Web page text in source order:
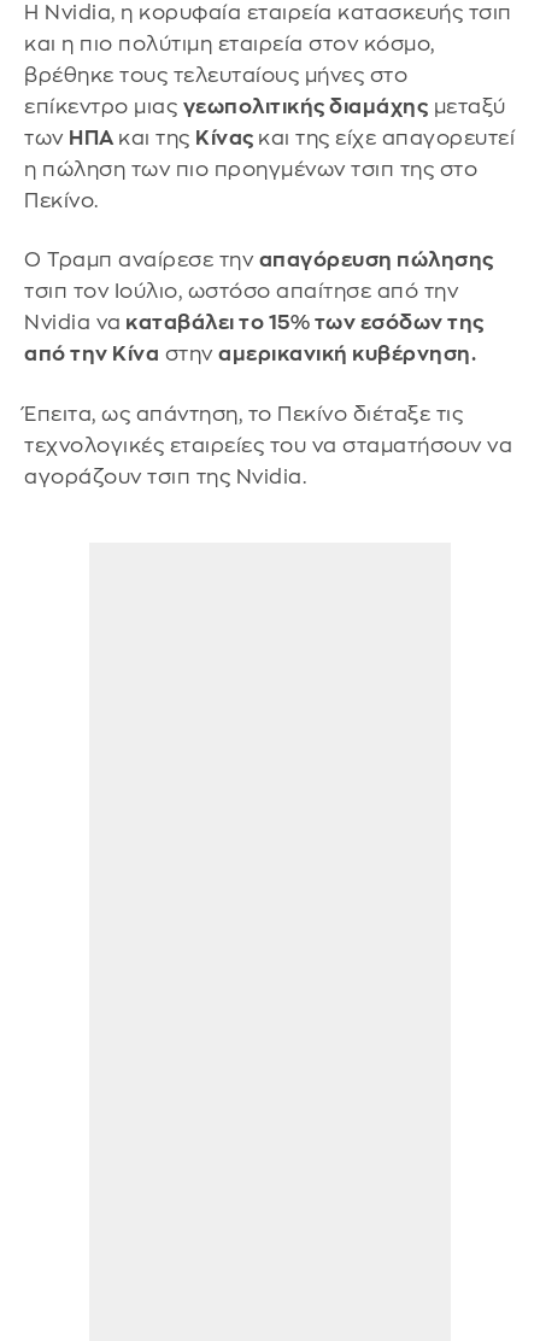
Η Nvidia, η κορυφαία εταιρεία κατασκευής τσιπ
και η πιο πολύτιμη εταιρεία στον κόσμο,
βρέθηκε τους τελευταίους μήνες στο
επίκεντρο μιας γεωπολιτικής διαμάχης μεταξύ
των ΗΠΑ και της Κίνας και της είχε απαγορευτεί
η πώληση των πιο προηγμένων τσιπ της στο
Πεκίνο.
Ο Τραμπ αναίρεσε την απαγόρευση πώλησης
τσιπ τον Ιούλιο, ωστόσο απαίτησε από την
Nvidia να καταβάλει το 15% των εσόδων της
από την Κίνα στην αμερικανική κυβέρνηση.
Έπειτα, ως απάντηση, το Πεκίνο διέταξε τις
τεχνολογικές εταιρείες του να σταματήσουν να
αγοράζουν τσιπ της Nvidia.